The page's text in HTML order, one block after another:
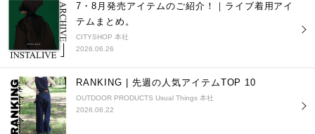
7・8月発売アイテムのご紹介！｜ライブ着用アイ
テムまとめ。
CITYSHOP 本社
2026.06.26
RANKING | 先週の人気アイテムTOP 10
OUTDOOR PRODUCTS Usual Things 本社
2026.06.22